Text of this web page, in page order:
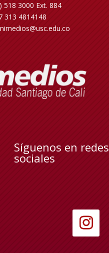
518 3000 Ext. 884
313 4814148
Síguenos en redes
sociales